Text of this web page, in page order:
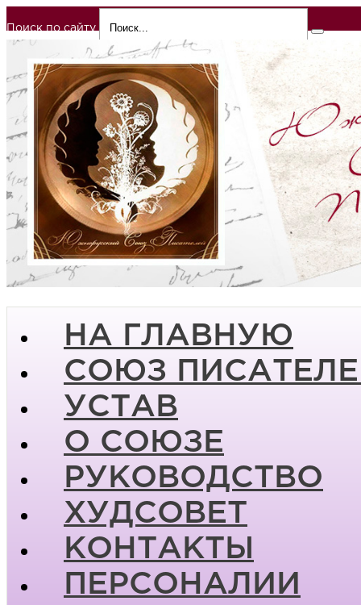
Поиск по сайту
НА ГЛАВНУЮ
СОЮЗ
УСТАВ
О СОЮЗЕ
РУКОВОДСТВО
ХУДСОВЕТ
КОНТАКТЫ
ПЕРСОНАЛИИ